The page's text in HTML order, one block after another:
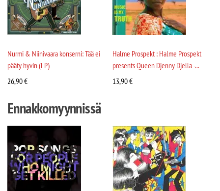
Nurmi & Niinivaara konserni: Tää ei
pääty hyvin (LP)
26,90€
Halme Prospekt : Halme Prospekt
presents Queen Djenny Djella -...
13,90€
Ennakkomyynnissä